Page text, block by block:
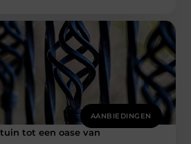
AANBIEDINGEN
tot een oase van